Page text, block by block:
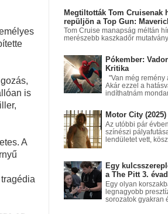
is
A
Megtiltották Tom Cruisenak
repüljön a Top Gun:
Tom Cruise manapság méltán
merészebb kaszkadőr
Pókember:
Kritika
"Van még remény
Akár ezzel a
indíthatnám
Motor City
Az utóbbi pár
színészi
lendületet vett,
Egy
a The Pitt 3.
Egy olyan
legnagyobb
sorozatok gyakran